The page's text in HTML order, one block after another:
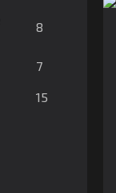
8
7
15